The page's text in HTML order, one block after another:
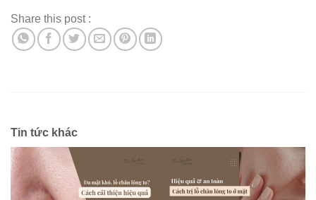
Share this post :
Tin tức khác